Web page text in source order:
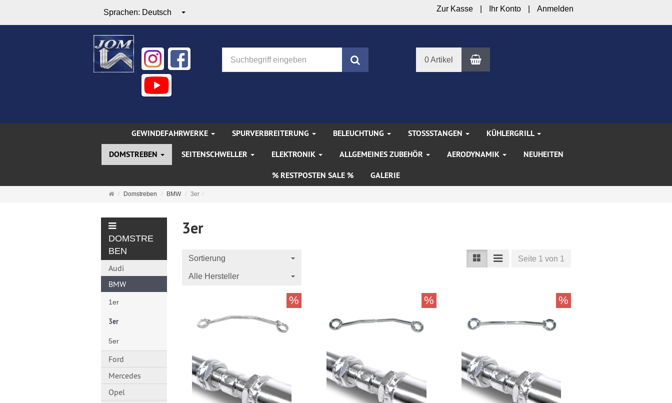
Sprachen: Deutsch Zur Kasse Ihr Konto Anmelden
0 Artikel Warenkorb
GEWINDEFAHRWERKE SPURVERBREITERUNG BELEUCHTUNG STOSSSTANGEN
KÜHLERGRILL
DOMSTREBEN
SEITENSCHWELLER ELEKTRONIK ALLGEMEINES ZUBEHÖR AERODYNAMIK
NEUHEITEN
% RESTPOSTEN SALE %
GALERIE
Startseite
Domstreben BMW 3er
3er
Sortierung
Alle Hersteller
Seite 1 von 1
% % %
DOMSTRE
BEN
Audi
BMW
1er
3er
5er
Ford
Mercedes
Opel